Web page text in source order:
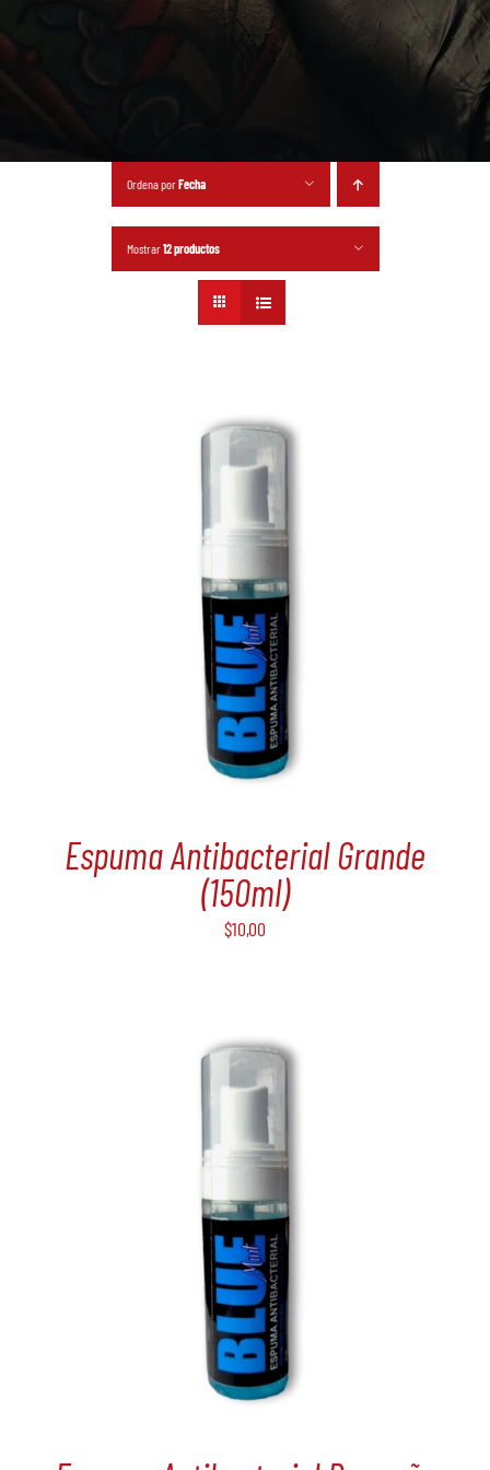
Ordena porFecha
Mostrar12 productos
Espuma Antibacterial Grande
(150ml)
$10,00